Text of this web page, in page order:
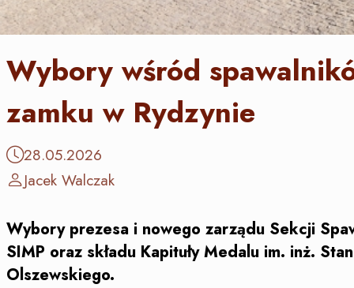
Wybory wśród
zamku w Rydzynie
28.05.2026
Jacek Walczak
Wybory prezesa i nowego zarządu Sekcji
SIMP oraz składu Kapituły Medalu im. inż.
Olszewskiego.